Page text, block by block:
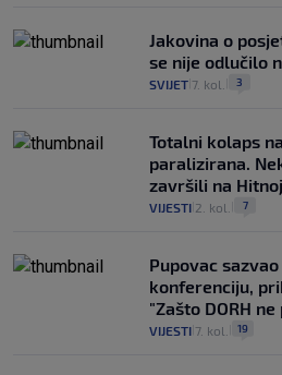
Jakovina o
se nije odlučilo
SVIJET 7. kol. 3
Totalni kolaps
paralizirana.
završili na
VIJESTI 2. kol. 7
Pupovac
konferenciju,
"Zašto DORH
VIJESTI 7. kol. 19